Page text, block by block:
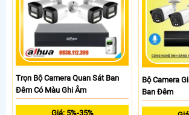
Trọn Bộ Camera Quan Sát Ban
Đêm Có Màu Ghi Âm
Giá: 5%-35%
Bộ Camera
Ban Đêm